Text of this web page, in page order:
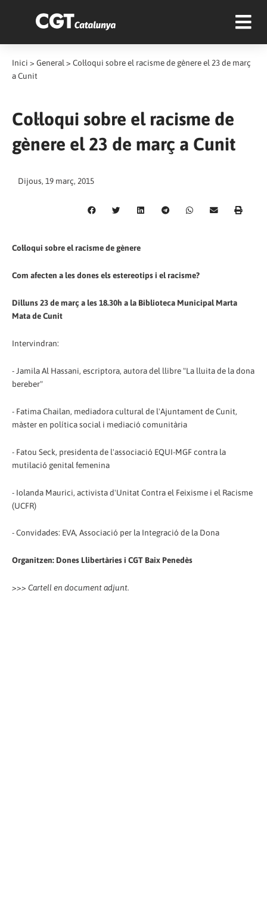
Inici > General > Col·loqui sobre el racisme de gènere el 23 de març
a Cunit
Col·loqui sobre el racisme de
gènere el 23 de març a Cunit
Dijous, 19 març, 2015
Col·loqui sobre el racisme de gènere
Com afecten a les dones els estereotips i el racisme?
Dilluns 23 de març a les 18.30h a la Biblioteca Municipal Marta
Mata de Cunit
Intervindran:
- Jamila Al Hassani, escriptora, autora del llibre "La lluita de la dona
bereber"
- Fatima Chailan, mediadora cultural de l'Ajuntament de Cunit,
màster en política social i mediació comunitària
- Fatou Seck, presidenta de l'associació EQUI-MGF contra la
mutilació genital femenina
- Iolanda Maurici, activista d'Unitat Contra el Feixisme i el Racisme
(UCFR)
- Convidades: EVA, Associació per la Integració de la Dona
Organitzen: Dones Llibertàries i CGT Baix Penedès
>>> Cartell en document adjunt.